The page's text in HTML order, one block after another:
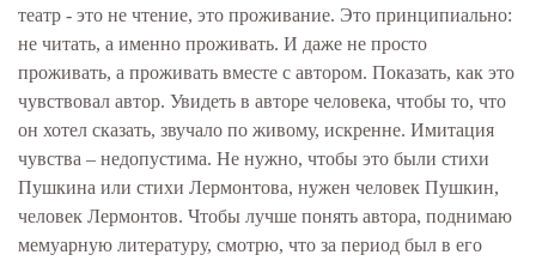
театр - это не чтение, это проживание. Это принципиально:
не читать, а именно проживать. И даже не просто
проживать, а проживать вместе с автором. Показать, как это
чувствовал автор. Увидеть в авторе человека, чтобы то, что
он хотел сказать, звучало по живому, искренне. Имитация
чувства – недопустима. Не нужно, чтобы это были стихи
Пушкина или стихи Лермонтова, нужен человек Пушкин,
человек Лермонтов. Чтобы лучше понять автора, поднимаю
мемуарную литературу, смотрю, что за период был в его